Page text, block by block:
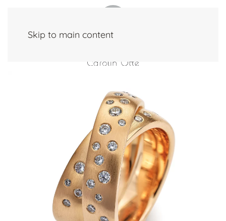
Skip to main content